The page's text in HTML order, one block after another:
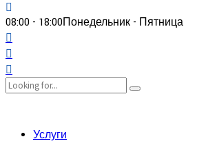
08:00 - 18:00Понедельник - Пятница
Услуги